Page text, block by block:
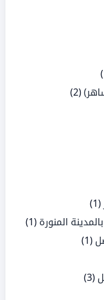
(2)
(1)
المنورة (1)
(1)
(3)